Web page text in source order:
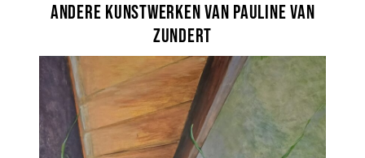
Andere kunstwerken van Pauline van
Zundert